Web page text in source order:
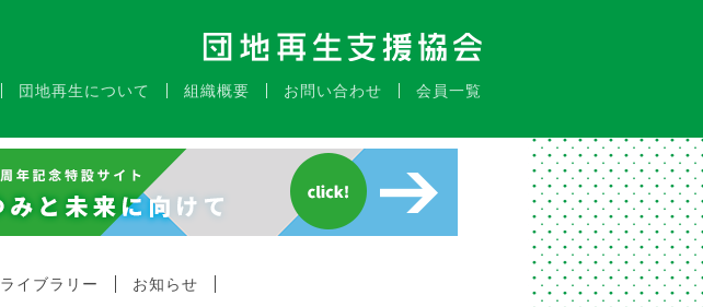
団地再生について 組織概要 お問い合わせ 会員一覧
ライブラリー お知らせ